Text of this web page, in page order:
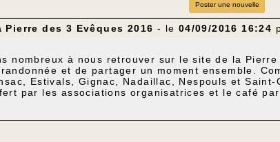
Poster une nouvelle
Pierre des 3 Evêques 2016 - le 04/09/2016 16:24
nombreux à nous retrouver sur le site de la
et de partager un moment ensemble.
Estivals, Gignac, Nadaillac, Nespouls et
par les associations organisatrices et le café par